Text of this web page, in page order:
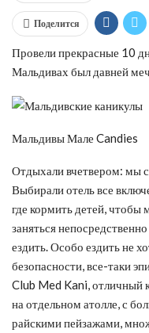
Поделится
Провели прекрасные 10
Мальдивах был давней
МальдивыМале Candies
Отдыхали вчетвером: мы
Выбирали отель все
где кормить детей,
заняться
ездить. Особо ездить не
безопасности, все-таки
Club Med Kani, отличный
на отдельном атолле, с
райскими пейзажами,